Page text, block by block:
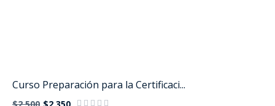
Curso Preparación para la Certificaci...